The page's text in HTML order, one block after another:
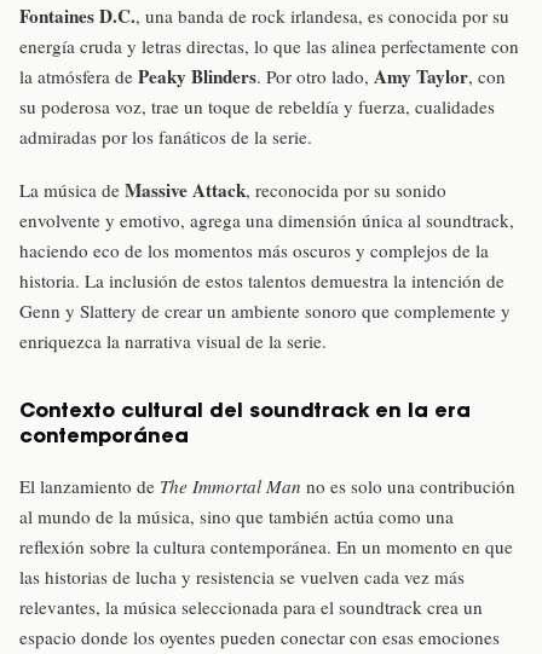
Fontaines D.C., una banda de rock irlandesa, es conocida por su
energía cruda y letras directas, lo que las alinea perfectamente con
la atmósfera de Peaky Blinders. Por otro lado, Amy Taylor, con
su poderosa voz, trae un toque de rebeldía y fuerza, cualidades
admiradas por los fanáticos de la serie.
La música de Massive Attack, reconocida por su sonido
envolvente y emotivo, agrega una dimensión única al soundtrack,
haciendo eco de los momentos más oscuros y complejos de la
historia. La inclusión de estos talentos demuestra la intención de
Genn y Slattery de crear un ambiente sonoro que complemente y
enriquezca la narrativa visual de la serie.
Contexto cultural del soundtrack en la era
contemporánea
El lanzamiento de The Immortal Man no es solo una contribución
al mundo de la música, sino que también actúa como una
reflexión sobre la cultura contemporánea. En un momento en que
las historias de lucha y resistencia se vuelven cada vez más
relevantes, la música seleccionada para el soundtrack crea un
espacio donde los oyentes pueden conectar con esas emociones